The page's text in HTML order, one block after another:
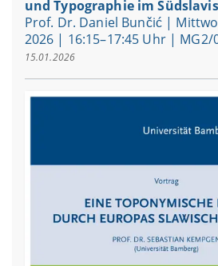
und Typographie im
Prof. Dr. Daniel Bunčić |
2026 | 16:15–17:45 Uhr | MG2/
15.01.2026